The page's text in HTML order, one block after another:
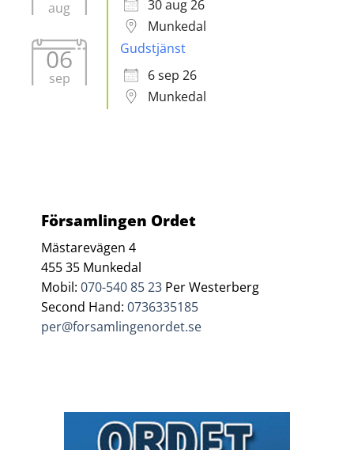
aug
30 aug 26
Munkedal
06
sep
Gudstjänst
6 sep 26
Munkedal
Församlingen Ordet
Mästarevägen 4
455 35 Munkedal
Mobil:070-540 85 23 Per Westerberg
Second Hand:0736335185
per@forsamlingenordet.se